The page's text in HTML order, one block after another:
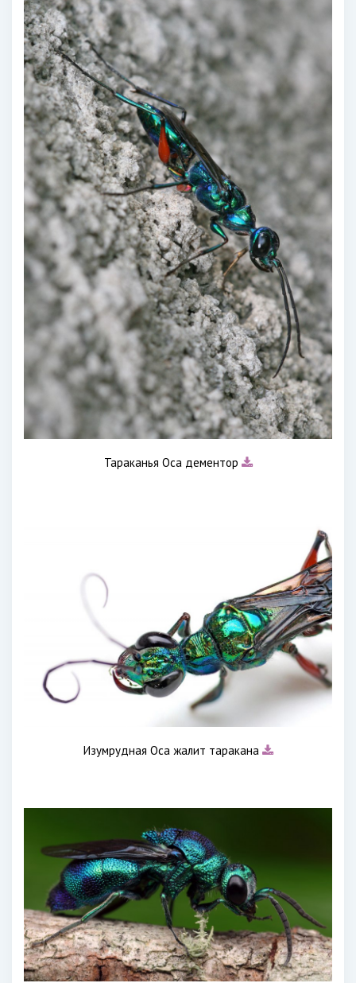
Тараканья Оса дементор
Изумрудная Оса жалит таракана